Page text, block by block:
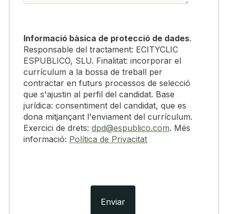
Informació bàsica de protecció de dades.
Responsable del tractament: ECITYCLIC
ESPUBLICO, SLU. Finalitat: incorporar el
currículum a la bossa de treball per
contractar en futurs processos de selecció
que s'ajustin al perfil del candidat. Base
jurídica: consentiment del candidat, que es
dona mitjançant l'enviament del currículum.
Exercici de drets: dpd@espublico.com. Més
informació: Política de Privacitat
Enviar